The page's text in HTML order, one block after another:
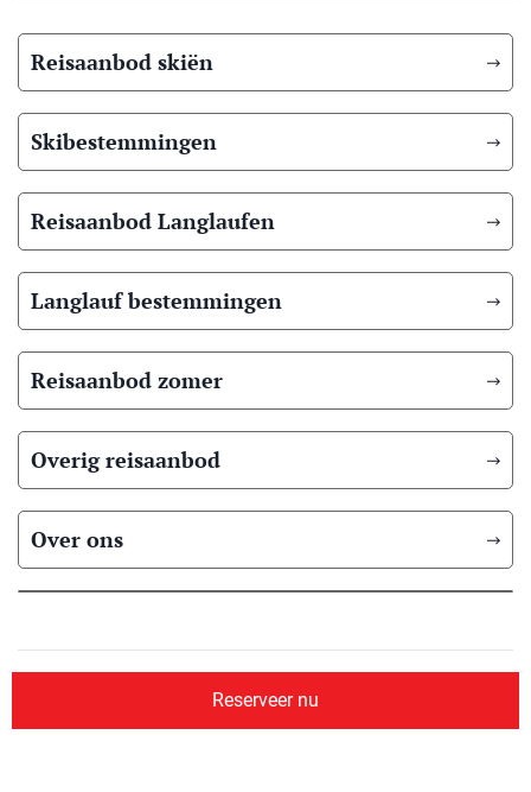
Reserveer nu
Reisaanbod skiën
Skibestemmingen
Reisaanbod Langlaufen
Langlauf bestemmingen
Reisaanbod zomer
Overig reisaanbod
Over ons
© 2026 Scandic Booking
Algemene voorwaarden
Privacyverklaring